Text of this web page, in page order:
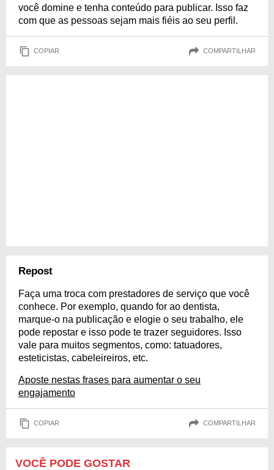
você domine e tenha conteúdo para publicar. Isso faz
com que as pessoas sejam mais fiéis ao seu perfil.
COPIAR COMPARTILHAR
Repost
Faça uma troca com prestadores de serviço que você
conhece. Por exemplo, quando for ao dentista,
marque-o na publicação e elogie o seu trabalho, ele
pode repostar e isso pode te trazer seguidores. Isso
vale para muitos segmentos, como: tatuadores,
esteticistas, cabeleireiros, etc.
Aposte nestas frases para aumentar o seu
engajamento
COPIAR COMPARTILHAR
VOCÊ PODE GOSTAR